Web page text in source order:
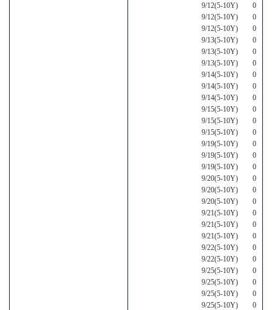
9/12(5-10Y) 0
9/12(5-10Y) 0
9/12(5-10Y) 0
9/13(5-10Y) 0
9/13(5-10Y) 0
9/13(5-10Y) 0
9/14(5-10Y) 0
9/14(5-10Y) 0
9/14(5-10Y) 0
9/15(5-10Y) 0
9/15(5-10Y) 0
9/15(5-10Y) 0
9/19(5-10Y) 0
9/19(5-10Y) 0
9/19(5-10Y) 0
9/20(5-10Y) 0
9/20(5-10Y) 0
9/20(5-10Y) 0
9/21(5-10Y) 0
9/21(5-10Y) 0
9/21(5-10Y) 0
9/22(5-10Y) 0
9/22(5-10Y) 0
9/25(5-10Y) 0
9/25(5-10Y) 0
9/25(5-10Y) 0
9/25(5-10Y) 0